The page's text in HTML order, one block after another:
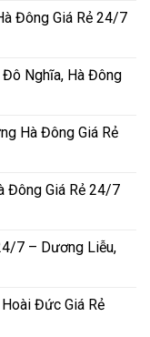
Đông Giá Rẻ 24/7
Nghĩa, Hà Đông
Hà Đông Giá Rẻ
Đông Giá Rẻ 24/7
7 – Dương Liễu,
Đức Giá Rẻ